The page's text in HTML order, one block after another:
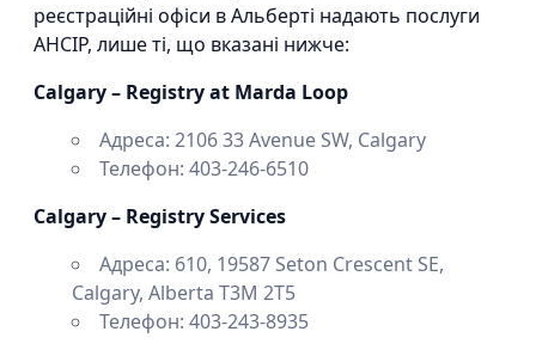
реєстраційні офіси в Альберті надають послуги
AHCIP, лише ті, що вказані нижче:
Calgary – Registry at Marda Loop
Адреса: 2106 33 Avenue SW, Calgary
Телефон: 403-246-6510
Calgary – Registry Services
Адреса: 610, 19587 Seton Crescent SE,
Calgary, Alberta T3M 2T5
Телефон: 403-243-8935